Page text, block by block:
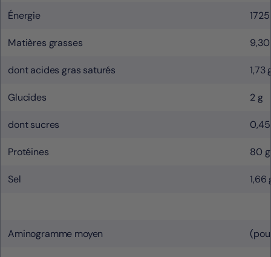
Énergie
Matières grasses
dont acides gras saturés 1,73
Glucides 2 g
dont sucres
Protéines 80 g
Sel 1,66
Aminogramme moyen